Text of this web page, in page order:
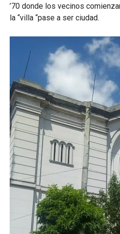
’70 donde los vecinos
la “villa “pase a ser ciudad.